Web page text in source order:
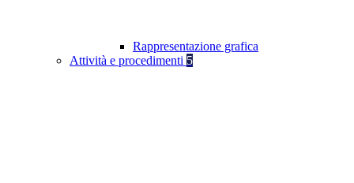
Rappresentazione grafica
Attività e procedimenti 5